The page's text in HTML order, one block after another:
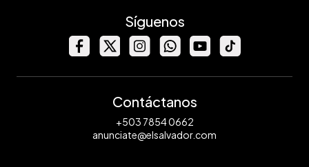
Síguenos
Contáctanos
+503 7854 0662
anunciate@elsalvador.com